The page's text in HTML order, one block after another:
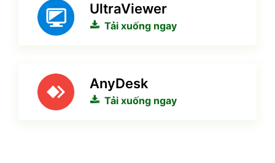
UltraViewer
Tải xuống ngay
AnyDesk
Tải xuống ngay